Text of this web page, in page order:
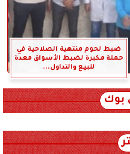
ضبط لحوم منتهية الصلاحية في
حملة مكبرة لضبط الأسواق معدة
للبيع والتداول...
بوك